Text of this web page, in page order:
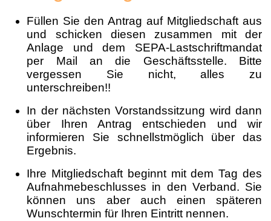
Füllen Sie den Antrag auf Mitgliedschaft aus
und schicken diesen zusammen mit der
Anlage und dem SEPA-Lastschriftmandat
per Mail an die Geschäftsstelle. Bitte
vergessen Sie nicht, alles zu
unterschreiben!!
In der nächsten Vorstandssitzung wird dann
über Ihren Antrag entschieden und wir
informieren Sie schnellstmöglich über das
Ergebnis.
Ihre Mitgliedschaft beginnt mit dem Tag des
Aufnahmebeschlusses in den Verband. Sie
können uns aber auch einen späteren
Wunschtermin für Ihren Eintritt nennen.